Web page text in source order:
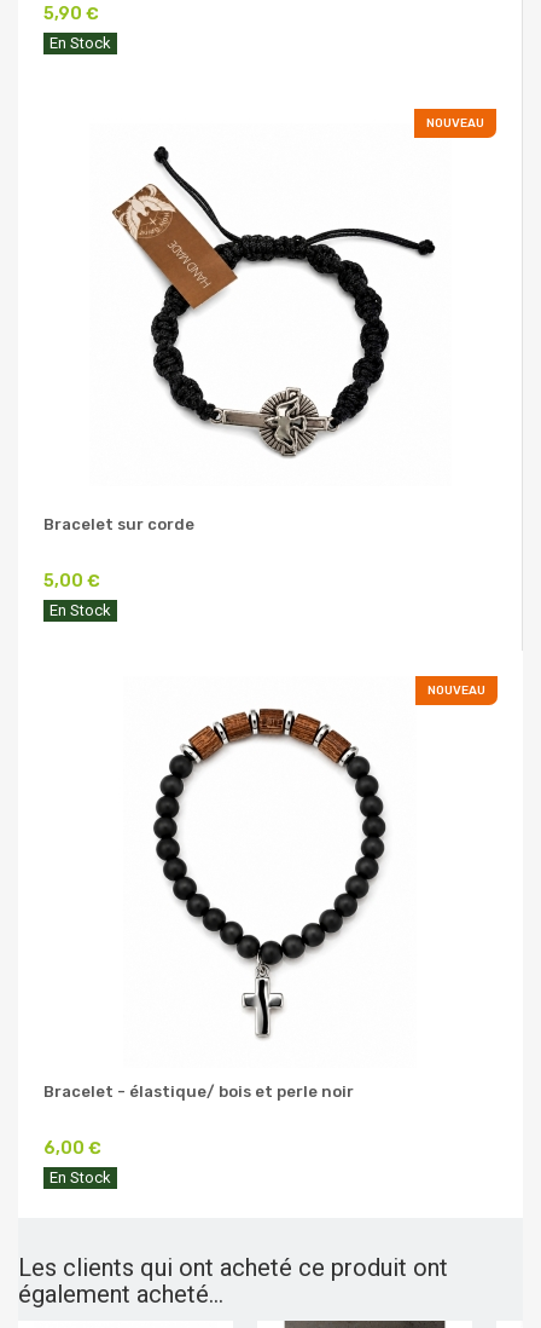
5,90 €
En Stock
NOUVEAU
Bracelet sur corde
5,00 €
En Stock
NOUVEAU
Bracelet - élastique/ bois et perle noir
6,00 €
En Stock
Les clients qui ont acheté ce produit ont
également acheté...